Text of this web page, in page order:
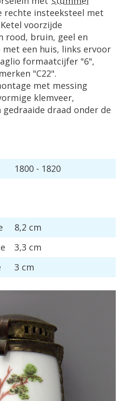
rechte insteeksteel met
voorzijde
rood, bruin, geel en
een huis, links ervoor
formaatcijfer "6",
"C22".
met messing
klemveer,
draad onder de
1800 - 1820
8,2 cm
3,3 cm
3 cm